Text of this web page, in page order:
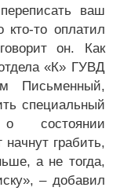
ваш
кто-то оплатил
он. Как
«К» ГУВД
Письменный,
специальный
состоянии
начнут грабить,
а не тогда,
– добавил